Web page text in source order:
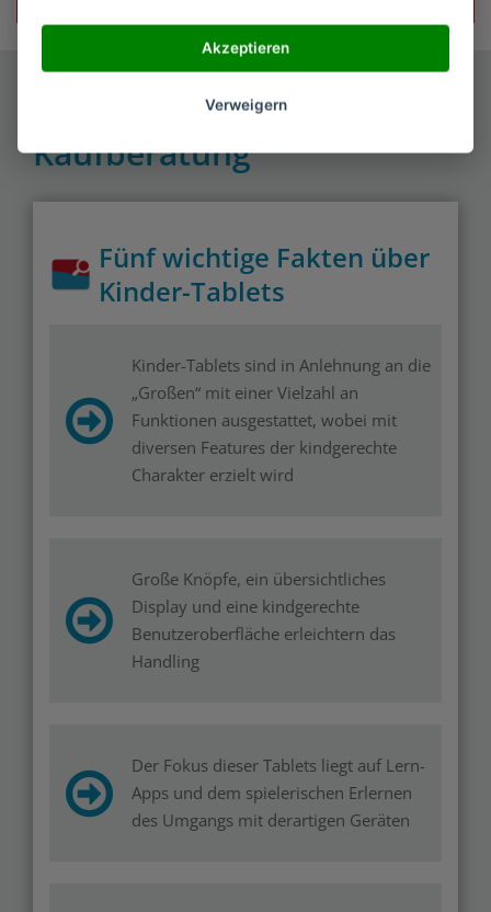
Kinder-Tablet
Kaufberatung
Fünf wichtige Fakten über
Kinder-Tablets
Kinder-Tablets sind in Anlehnung an die
„Großen“ mit einer Vielzahl an
Funktionen ausgestattet, wobei mit
diversen Features der kindgerechte
Charakter erzielt wird
Große Knöpfe, ein übersichtliches
Display und eine kindgerechte
Benutzeroberfläche erleichtern das
Handling
Der Fokus dieser Tablets liegt auf Lern-
Apps und dem spielerischen Erlernen
des Umgangs mit derartigen Geräten
Akzeptieren
Verweigern